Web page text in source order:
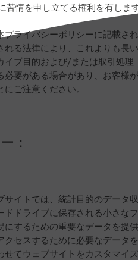
苦情を申し立てる権利を有します
プライバシーポリシーに記載さ
れる法律により、これよりも長
イブ目的および/または取引処
必要がある場合があり、お客様
にご注意ください。
：
サイトでは、統計目的のデータ
ドドライブに保存される小さな
にするための重要なデータを提
クセスするために必要なデータ
せてウェブサイトをカスタマイ